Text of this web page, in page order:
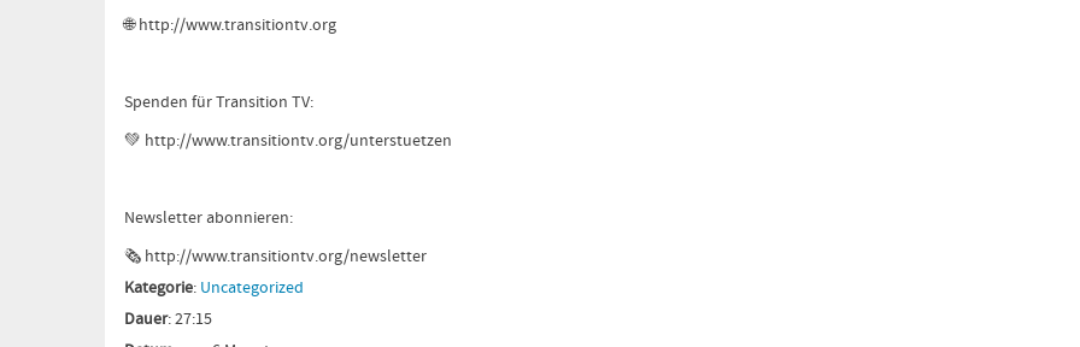
🌐http://www.transitiontv.org
Spenden für Transition TV:
💚 http://www.transitiontv.org/unterstuetzen
Newsletter abonnieren:
🗞 http://www.transitiontv.org/newsletter
Kategorie: Uncategorized
Dauer: 27:15